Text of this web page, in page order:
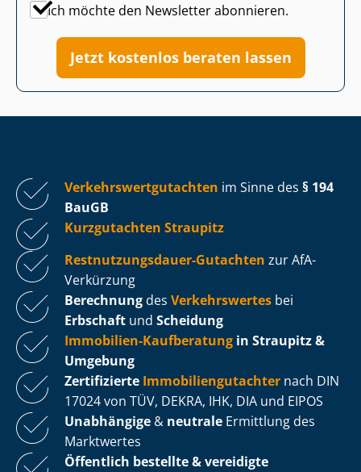
Ich möchte den Newsletter abonnieren.
Jetzt kostenlos beraten lassen
Ver­kehrs­wert­gut­ach­ten im Sinne des § 194
BauGB
Kurzgutachten Straupitz
Rest­nut­zungs­dau­er-Gutachten zur AfA-
Verkürzung
Berechnung des Verkehrswertes bei
Erbschaft und Scheidung
Immobilien-Kaufberatung in Straupitz &
Umgebung
Zertifizierte Im­mo­bi­li­en­gut­ach­ter nach DIN
17024 von TÜV, DEKRA, IHK, DIA und EIPOS
Unabhängige & neutrale Ermittlung des
Marktwertes
Öffentlich bestellte & vereidigte